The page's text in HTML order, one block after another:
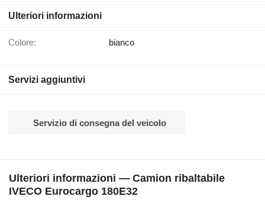
Ulteriori informazioni
Colore: bianco
Servizi aggiuntivi
Servizio di consegna del veicolo
Ulteriori informazioni — Camion ribaltabile
IVECO Eurocargo 180E32